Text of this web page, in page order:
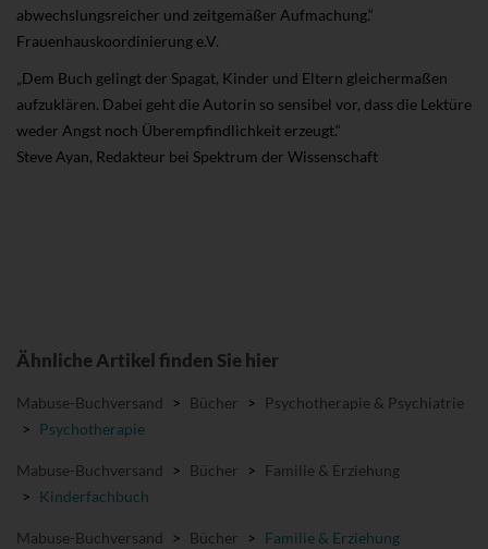
abwechslungsreicher und zeitgemäßer Aufmachung.“
Frauenhauskoordinierung e.V.
„Dem Buch gelingt der Spagat, Kinder und Eltern gleichermaßen
aufzuklären. Dabei geht die Autorin so sensibel vor, dass die Lektüre
weder Angst noch Überempfindlichkeit erzeugt.“
Steve Ayan, Redakteur bei Spektrum der Wissenschaft
Ähnliche Artikel finden Sie hier
Mabuse-Buchversand > Bücher >
Psychotherapie & Psychiatrie
> Psychotherapie
Mabuse-Buchversand > Bücher > Familie & Erziehung
> Kinderfachbuch
Mabuse-Buchversand > Bücher > Familie & Erziehung